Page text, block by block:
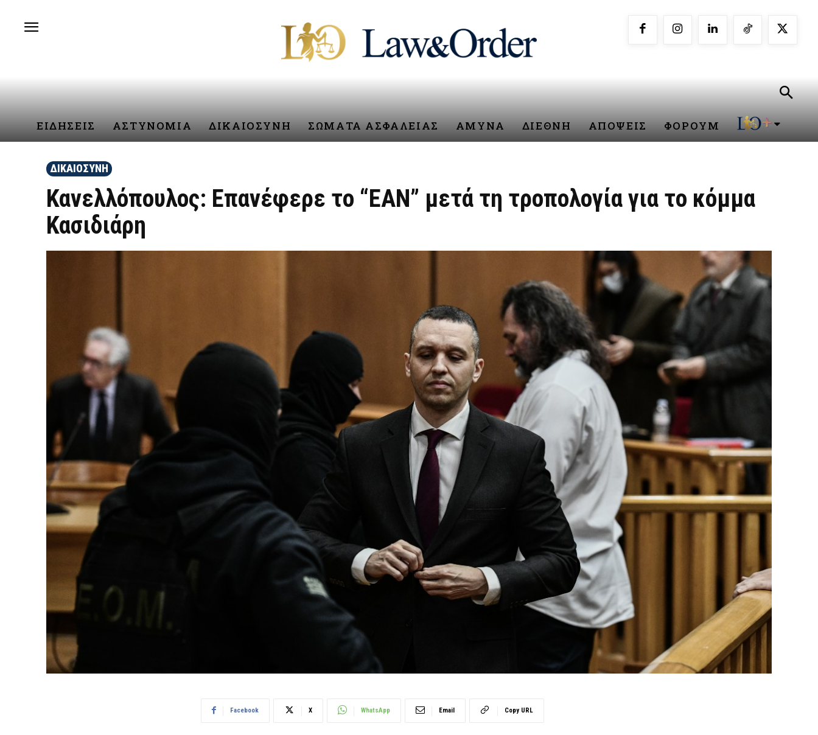
ΕΙΔΗΣΕΙΣ ΑΣΤΥΝΟΜΙΑ ΔΙΚΑΙΟΣΥΝΗ ΣΩΜΑΤΑ ΑΣΦΑΛΕΙΑΣ ΑΜΥΝΑ ΔΙΕΘΝΗ ΑΠΟΨΕΙΣ ΦΟΡΟΥΜ
ΔΙΚΑΙΟΣΥΝΗ
Κανελλόπουλος: Επανέφερε το “ΕΑΝ” μετά τη τροπολογία για το κόμμα
Κασιδιάρη
Facebook X WhatsApp Email Copy URL